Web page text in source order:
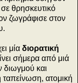
θρησκευτικό
ζωγράφισε στον
μία διορατική
σήμερα από μιά
διωγμού και
ατομική